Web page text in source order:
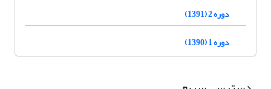
دوره 2 (1391)
دوره 1 (1390)